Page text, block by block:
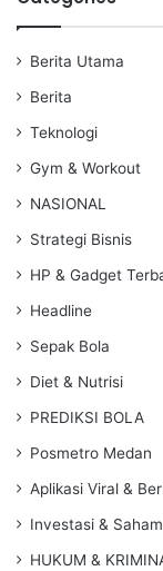
Berita Utama
Berita
Teknologi
Gym & Workout
NASIONAL
Strategi Bisnis
HP & Gadget
Headline
Sepak Bola
Diet & Nutrisi
PREDIKSI BOLA
Posmetro Medan
Aplikasi Viral &
Investasi & Saham
HUKUM &